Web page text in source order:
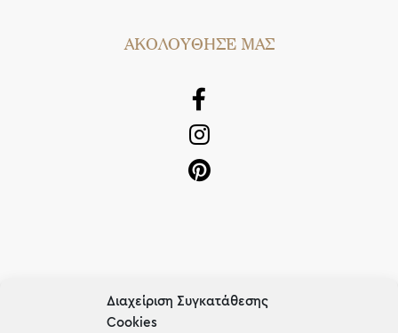
Διαχείριση Συγκατάθεσης
Cookies
AΚΟΛΟΥΘΗΣΕ ΜΑΣ